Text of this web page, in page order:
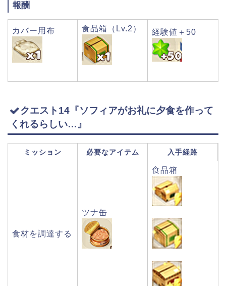
報酬
カバー用布 食品箱（Lv.2） 経験値＋50
クエスト14『ソフィアがお礼に夕食を作って
くれるらしい…』
ミッション 必要なアイテム 入手経路
食材を調達する
ツナ缶
食品箱